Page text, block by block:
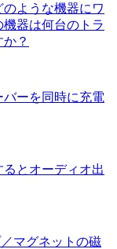
ような機器にワ
器は何台のトラ
？
ーを同時に充電
とオーディオ出
マグネットの磁